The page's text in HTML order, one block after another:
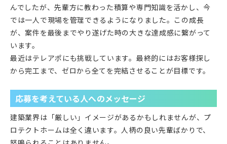
んでしたが、先輩方に教わった積算や専門知識を活かし、今
では一人で現場を管理できるようになりました。この成長
が、案件を最後までやり遂げた時の大きな達成感に繋がって
います。
最近はテレアポにも挑戦しています。最終的にはお客様探し
から完工まで、ゼロから全てを完結させることが目標です。
応募を考えている人へのメッセージ
建築業界は「厳しい」イメージがあるかもしれませんが、プ
ロテクトホームは全く違います。人柄の良い先輩ばかりで、